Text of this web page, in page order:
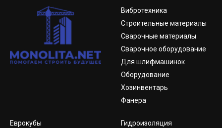
Вибротехника
Строительные материалы
Сварочные материалы
Сварочное оборудование
Для шлифмашинок
Оборудование
Хозинвентарь
Фанера
Еврокубы
Гидроизоляция